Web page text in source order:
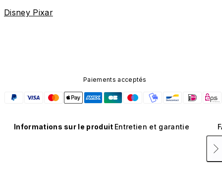
Disney Pixar
Paiements acceptés
Informations sur le produit Entretien et garantie